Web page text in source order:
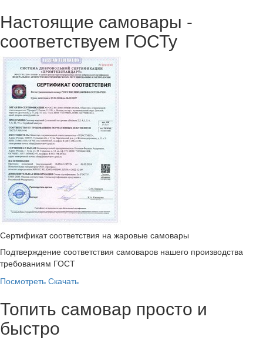
Настоящие самовары -
соответствуем ГОСТу
Сертификат соответствия на жаровые самовары
Подтверждение соответствия самоваров нашего производства
требованиям ГОСТ
Посмотреть Скачать
Топить самовар просто и
быстро